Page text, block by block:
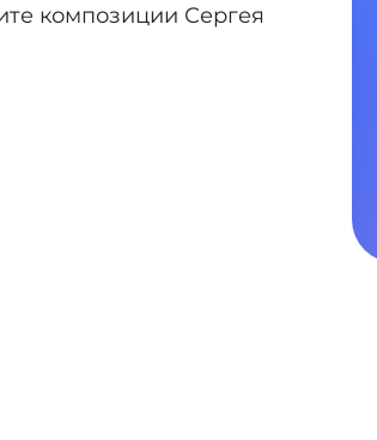
композиции Сергея